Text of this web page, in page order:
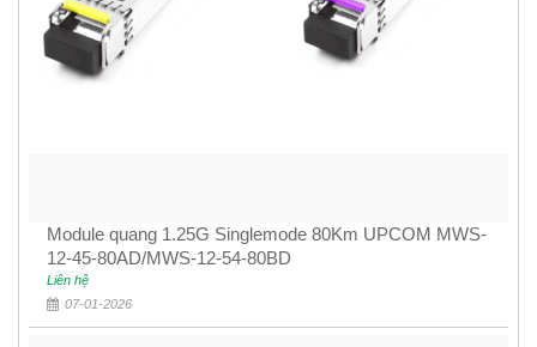
Module quang 1.25G Singlemode 80Km UPCOM MWS-
12-45-80AD/MWS-12-54-80BD
Liên hệ
07-01-2026